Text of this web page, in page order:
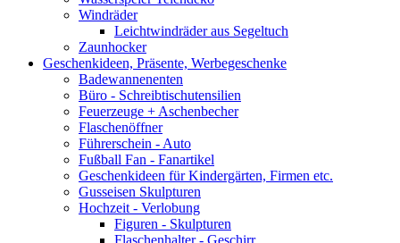
Windräder
Leichtwindräder aus Segeltuch
Zaunhocker
Geschenkideen, Präsente, Werbegeschenke
Badewannenenten
Büro - Schreibtischutensilien
Feuerzeuge + Aschenbecher
Flaschenöffner
Führerschein - Auto
Fußball Fan - Fanartikel
Geschenkideen für Kindergärten, Firmen etc.
Gusseisen Skulpturen
Hochzeit - Verlobung
Figuren - Skulpturen
Flaschenhalter - Geschirr